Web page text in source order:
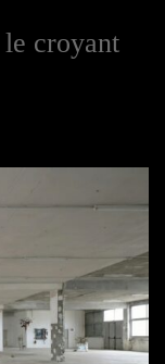
croyant